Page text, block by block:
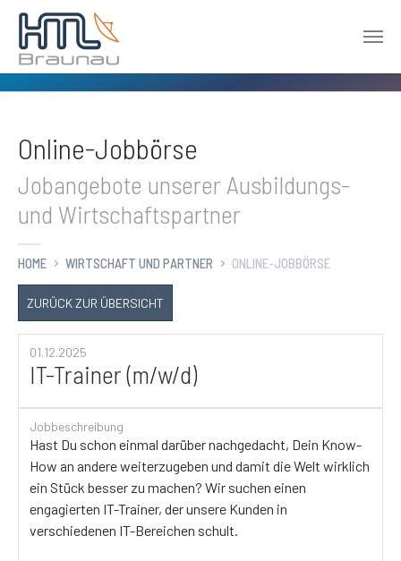
Online-Jobbörse
Jobangebote unserer Ausbildungs-
und Wirtschaftspartner
HOME WIRTSCHAFT UND PARTNER ONLINE-JOBBÖRSE
ZURÜCK ZUR ÜBERSICHT
01.12.2025
IT-Trainer (m/w/d)
Jobbeschreibung
Hast Du schon einmal darüber nachgedacht, Dein Know-
How an andere weiterzugeben und damit die Welt wirklich
ein Stück besser zu machen? Wir suchen einen
engagierten IT-Trainer, der unsere Kunden in
verschiedenen IT-Bereichen schult.